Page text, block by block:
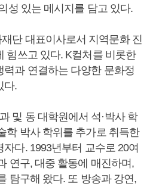
성 있는 메시지를 담고 있다.
단 대표이사로서 지역문화 진
힘쓰고 있다. K컬처를 비롯한
력과 연결하는 다양한 문화정
다.
및 동 대학원에서 석·박사 학
학 박사 학위를 추가로 취득한
다. 1993년부터 교수로 20여
연구, 대중 활동에 매진하며,
탐구해 왔다. 또 방송과 강연,